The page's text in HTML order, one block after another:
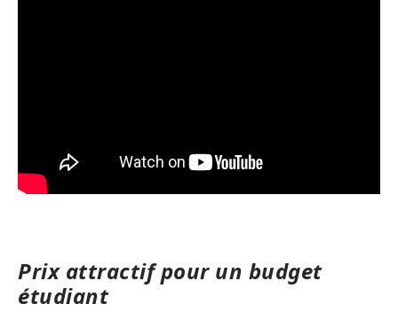
Prix attractif pour un budget
étudiant